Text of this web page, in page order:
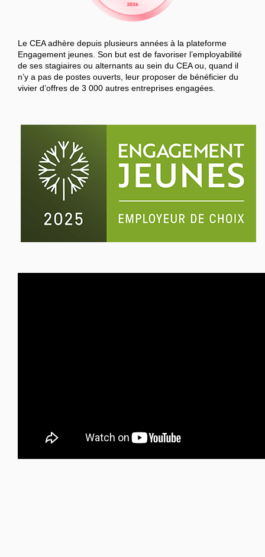
Le CEA adhère depuis plusieurs années à la plateforme
Engagement jeunes. Son but est de favoriser l’employabilité
de ses stagiaires ou alternants au sein du CEA ou, quand il
n’y a pas de postes ouverts, leur proposer de bénéficier du
vivier d’offres de 3 000 autres entreprises engagées.